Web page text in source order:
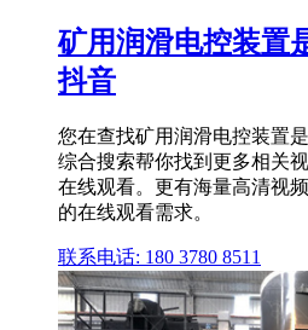
矿用润滑电控装置
抖音
您在查找矿用润滑电控装置
综合搜索帮你找到更多相关
在线观看。更有海量高清视
的在线观看需求。
联系电话: 180 3780 8511